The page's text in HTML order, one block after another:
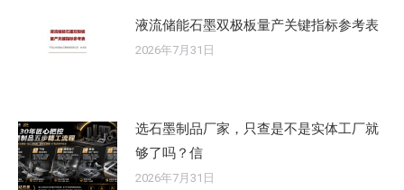
液流储能石墨双极板量产关键指标参考表
2026年7月31日
选石墨制品厂家，只查是不是实体工厂就
够了吗？信
2026年7月31日